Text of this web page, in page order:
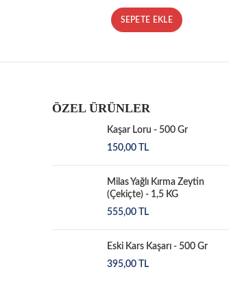
SEPETE EKLE
ÖZEL ÜRÜNLER
Kaşar Loru - 500 Gr
150,00 TL
Milas Yağlı Kırma Zeytin
(Çekiçte) - 1,5 KG
555,00 TL
Eski Kars Kaşarı - 500 Gr
395,00 TL